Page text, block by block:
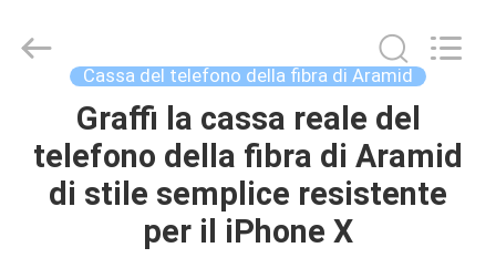
CASA
PRODOTTI
Shenzhen
Cassa del telefono della fibra di Aramid
Graffi la cassa reale del
telefono della fibra di Aramid
di stile semplice resistente
per il iPhone X